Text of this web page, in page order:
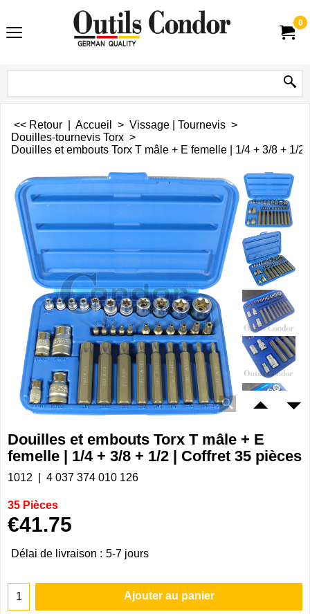
0
<< Retour Accueil > Vissage | Tournevis >
Douilles-tournevis Torx >
Douilles et embouts Torx T mâle + E femelle | 1/4 + 3/8 + 1/2
Douilles et embouts Torx T mâle + E
femelle | 1/4 + 3/8 + 1/2 | Coffret 35 pièces
1012 4 037 374 010 126
35 Pièces
€41.75
Délai de livraison : 5-7 jours
Ajouter au panier